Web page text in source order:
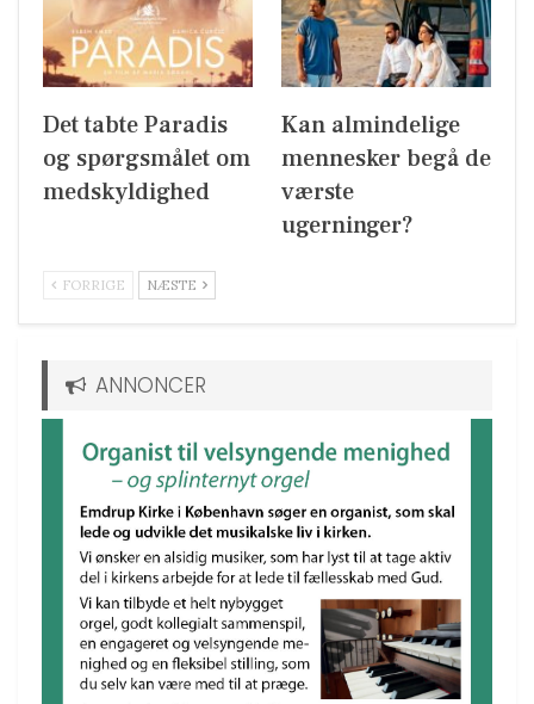
Det tabte Paradis
og spørgsmålet om
medskyldighed
Kan almindelige
mennesker begå de
værste
ugerninger?
FORRIGE NÆSTE
ANNONCER